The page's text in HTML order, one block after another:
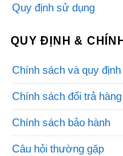
Quy định sử dụng
QUY ĐỊNH &
Chính sách và quy
Chính sách đổi trả hàng
Chính sách bảo hành
Câu hỏi thường gặp